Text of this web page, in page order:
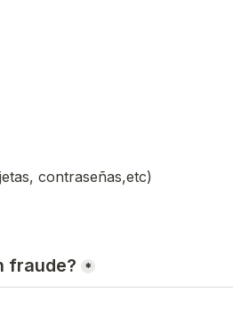
contraseñas,etc)
fraude? *